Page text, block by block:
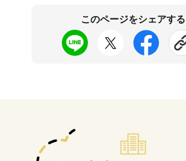
このページをシェアする